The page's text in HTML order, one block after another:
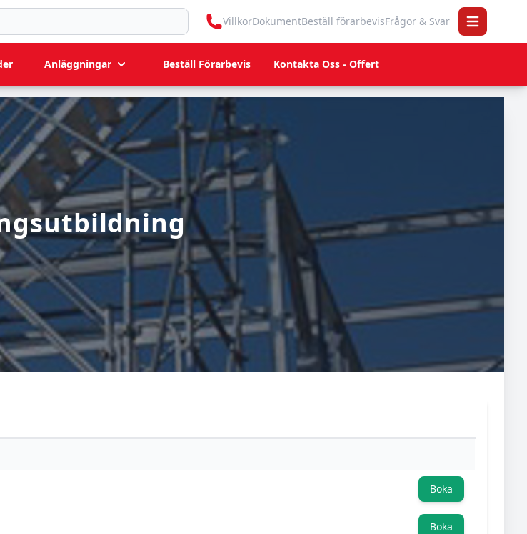
VillkorDokumentBeställ förarbevisFrågor & Svar Open main
Anläggningar Beställ Förarbevis Kontakta Oss - Offert
Boka
Boka